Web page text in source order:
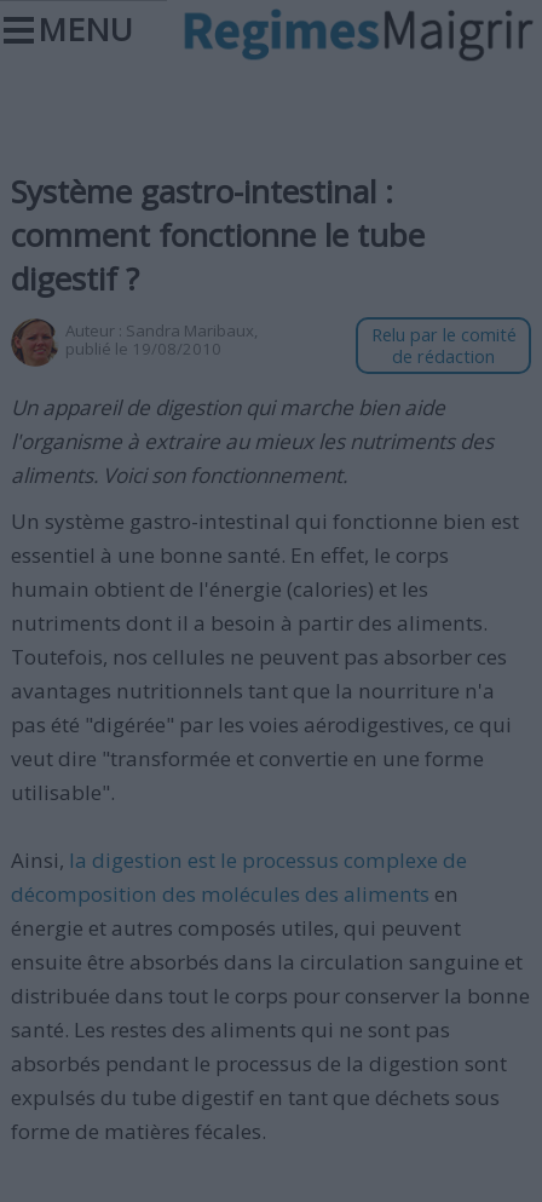
MENU
Système gastro-intestinal :
comment fonctionne le tube
digestif ?
Auteur : Sandra Maribaux,
publié le 19/08/2010
Relu par le comité
de rédaction
Un appareil de digestion qui marche bien aide
l'organisme à extraire au mieux les nutriments des
aliments. Voici son fonctionnement.
Un système gastro-intestinal qui fonctionne bien est
essentiel à une bonne santé. En effet, le corps
humain obtient de l'énergie (calories) et les
nutriments dont il a besoin à partir des aliments.
Toutefois, nos cellules ne peuvent pas absorber ces
avantages nutritionnels tant que la nourriture n'a
pas été "digérée" par les voies aérodigestives, ce qui
veut dire "transformée et convertie en une forme
utilisable".
Ainsi, la digestion est le processus complexe de
décomposition des molécules des aliments en
énergie et autres composés utiles, qui peuvent
ensuite être absorbés dans la circulation sanguine et
distribuée dans tout le corps pour conserver la bonne
santé. Les restes des aliments qui ne sont pas
absorbés pendant le processus de la digestion sont
expulsés du tube digestif en tant que déchets sous
forme de matières fécales.